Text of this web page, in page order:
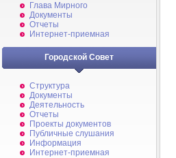
Глава Мирного
Документы
Отчеты
Интернет-приемная
Городской Совет
Структура
Документы
Деятельность
Отчеты
Проекты документов
Публичные слушания
Информация
Интернет-приемная